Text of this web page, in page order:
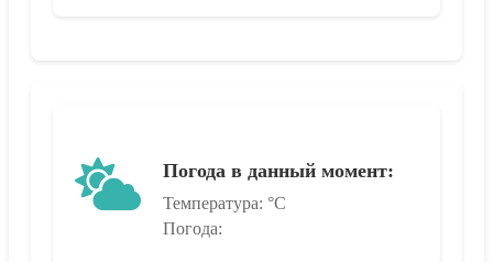
Погода в данный момент:
Температура: °C
Погода: